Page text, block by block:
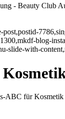
- Beauty Club
post,postid-
blog-
slide-with-
ABC für Kosmetik